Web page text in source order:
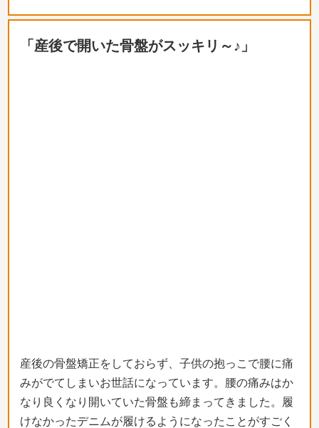
「産後で開いた骨盤がスッキリ～♪」
産後の骨盤矯正をしておらず、子供の抱っこで腰に痛
みがでてしまいお世話になっています。腰の痛みはか
なり良くなり開いていた骨盤も締まってきました。履
けなかったデニムが履けるようになったことがすごく